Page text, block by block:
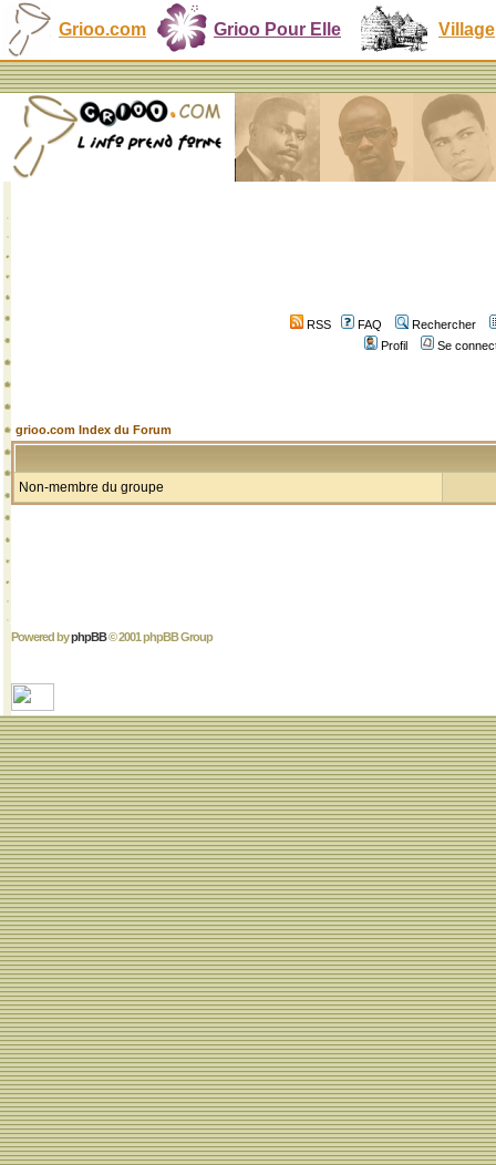
Grioo.com Grioo Pour Elle Village
RSS FAQ
Rechercher
Profil
Se
grioo.com Index du Forum
Non-membre du groupe
Powered byphpBB© 2001 phpBB Group